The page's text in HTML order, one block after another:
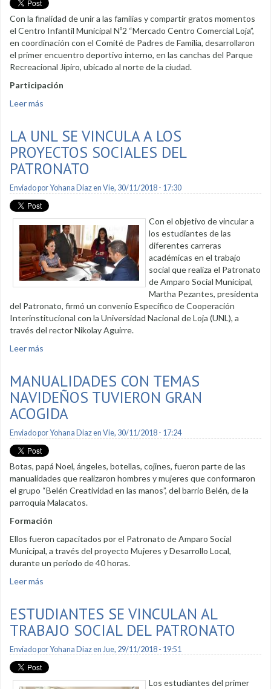
Con la finalidad de unir a las familias y compartir gratos momentos
el Centro Infantil Municipal Nº2 “Mercado Centro Comercial Loja”,
en coordinación con el Comité de Padres de Familia, desarrollaron
el primer encuentro deportivo interno, en las canchas del Parque
Recreacional Jipiro, ubicado al norte de la ciudad.
Participación
Leer más
LA UNL SE VINCULA A LOS
PROYECTOS SOCIALES DEL
PATRONATO
Enviado porYohana Diazen Vie, 30/11/2018 - 17:30
Con el objetivo de vincular a
los estudiantes de las
diferentes carreras
académicas en el trabajo
social que realiza el Patronato
de Amparo Social Municipal,
Martha Pezantes, presidenta
del Patronato, firmó un convenio Específico de Cooperación
Interinstitucional con la Universidad Nacional de Loja (UNL), a
través del rector Nikolay Aguirre.
Leer más
MANUALIDADES CON TEMAS
NAVIDEÑOS TUVIERON GRAN
ACOGIDA
Enviado porYohana Diazen Vie, 30/11/2018 - 17:24
Botas, papá Noel, ángeles, botellas, cojines, fueron parte de las
manualidades que realizaron hombres y mujeres que conformaron
el grupo “Belén Creatividad en las manos”, del barrio Belén, de la
parroquia Malacatos.
Formación
Ellos fueron capacitados por el Patronato de Amparo Social
Municipal, a través del proyecto Mujeres y Desarrollo Local,
durante un periodo de 40 horas.
Leer más
ESTUDIANTES SE VINCULAN AL
TRABAJO SOCIAL DEL PATRONATO
Enviado porYohana Diazen Jue, 29/11/2018 - 19:51
Los estudiantes del primer